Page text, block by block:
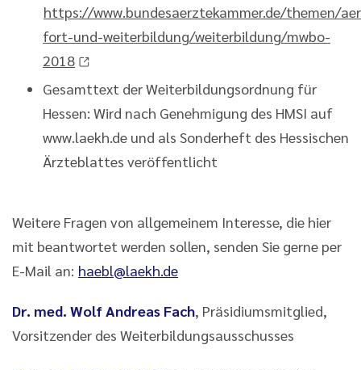
https://www.bundesaerztekammer.de/themen/
fort-und-weiterbildung/weiterbildung/mwbo-
2018
Gesamttext der Weiterbildungsordnung für
Hessen: Wird nach Genehmigung des HMSI auf
www.laekh.de und als Sonderheft des Hessischen
Ärzteblattes veröffentlicht
Weitere Fragen von allgemeinem Interesse, die hier
mit beantwortet werden sollen, senden Sie gerne per
E-Mail an: haebl@laekh.de
Dr. med. Wolf Andreas Fach, Präsidiumsmitglied,
Vorsitzender des Weiterbildungsausschusses